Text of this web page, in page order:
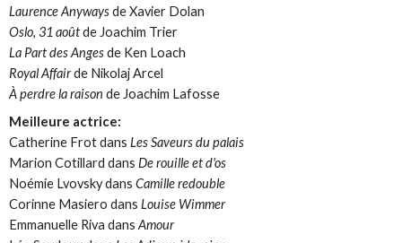
Laurence Anywaysde Xavier Dolan
Oslo, 31 aoûtde Joachim Trier
La Part des Angesde Ken Loach
Royal Affairde Nikolaj Arcel
À perdre la raison de Joachim Lafosse
Meilleure actrice:
Catherine Frot dansLes Saveurs du palais
Marion Cotillard dansDe rouille et d'os
Noémie Lvovsky dansCamille redouble
Corinne Masiero dansLouise Wimmer
Emmanuelle Riva dansAmour